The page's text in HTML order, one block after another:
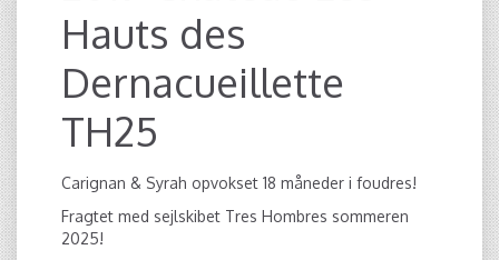
Hauts des
Dernacueillette
TH25
Carignan & Syrah opvokset 18 måneder i foudres!
Fragtet med sejlskibet Tres Hombres sommeren
2025!